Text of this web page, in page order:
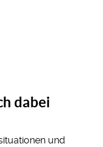
dabei
und